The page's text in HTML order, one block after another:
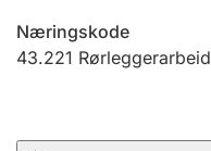
Næringskode
43.221 Rørleggerarbeid